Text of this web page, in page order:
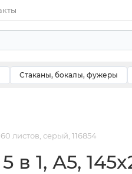
Стаканы, бокалы, фужеры
листов, серый, 116854
1, А5,